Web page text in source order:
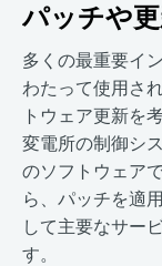
パッチや
多くの最重要イ
わたって使用さ
トウェア更新を
変電所の制御シ
のソフトウェア
ら、パッチを適
して主要なサー
す。